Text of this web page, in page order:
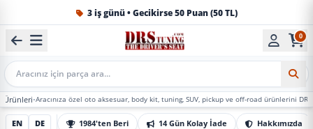
1984'ten beri Türkiye’nin en büyük oto aksesuar ve tuning
0
Mobil Arama
özel oto aksesuar, body kit, tuning, SUV, pickup ve off-road ürünlerini DRS Tuning’de
EN DE 1984'ten Beri 14 Gün Kolay İade Hakkımızda